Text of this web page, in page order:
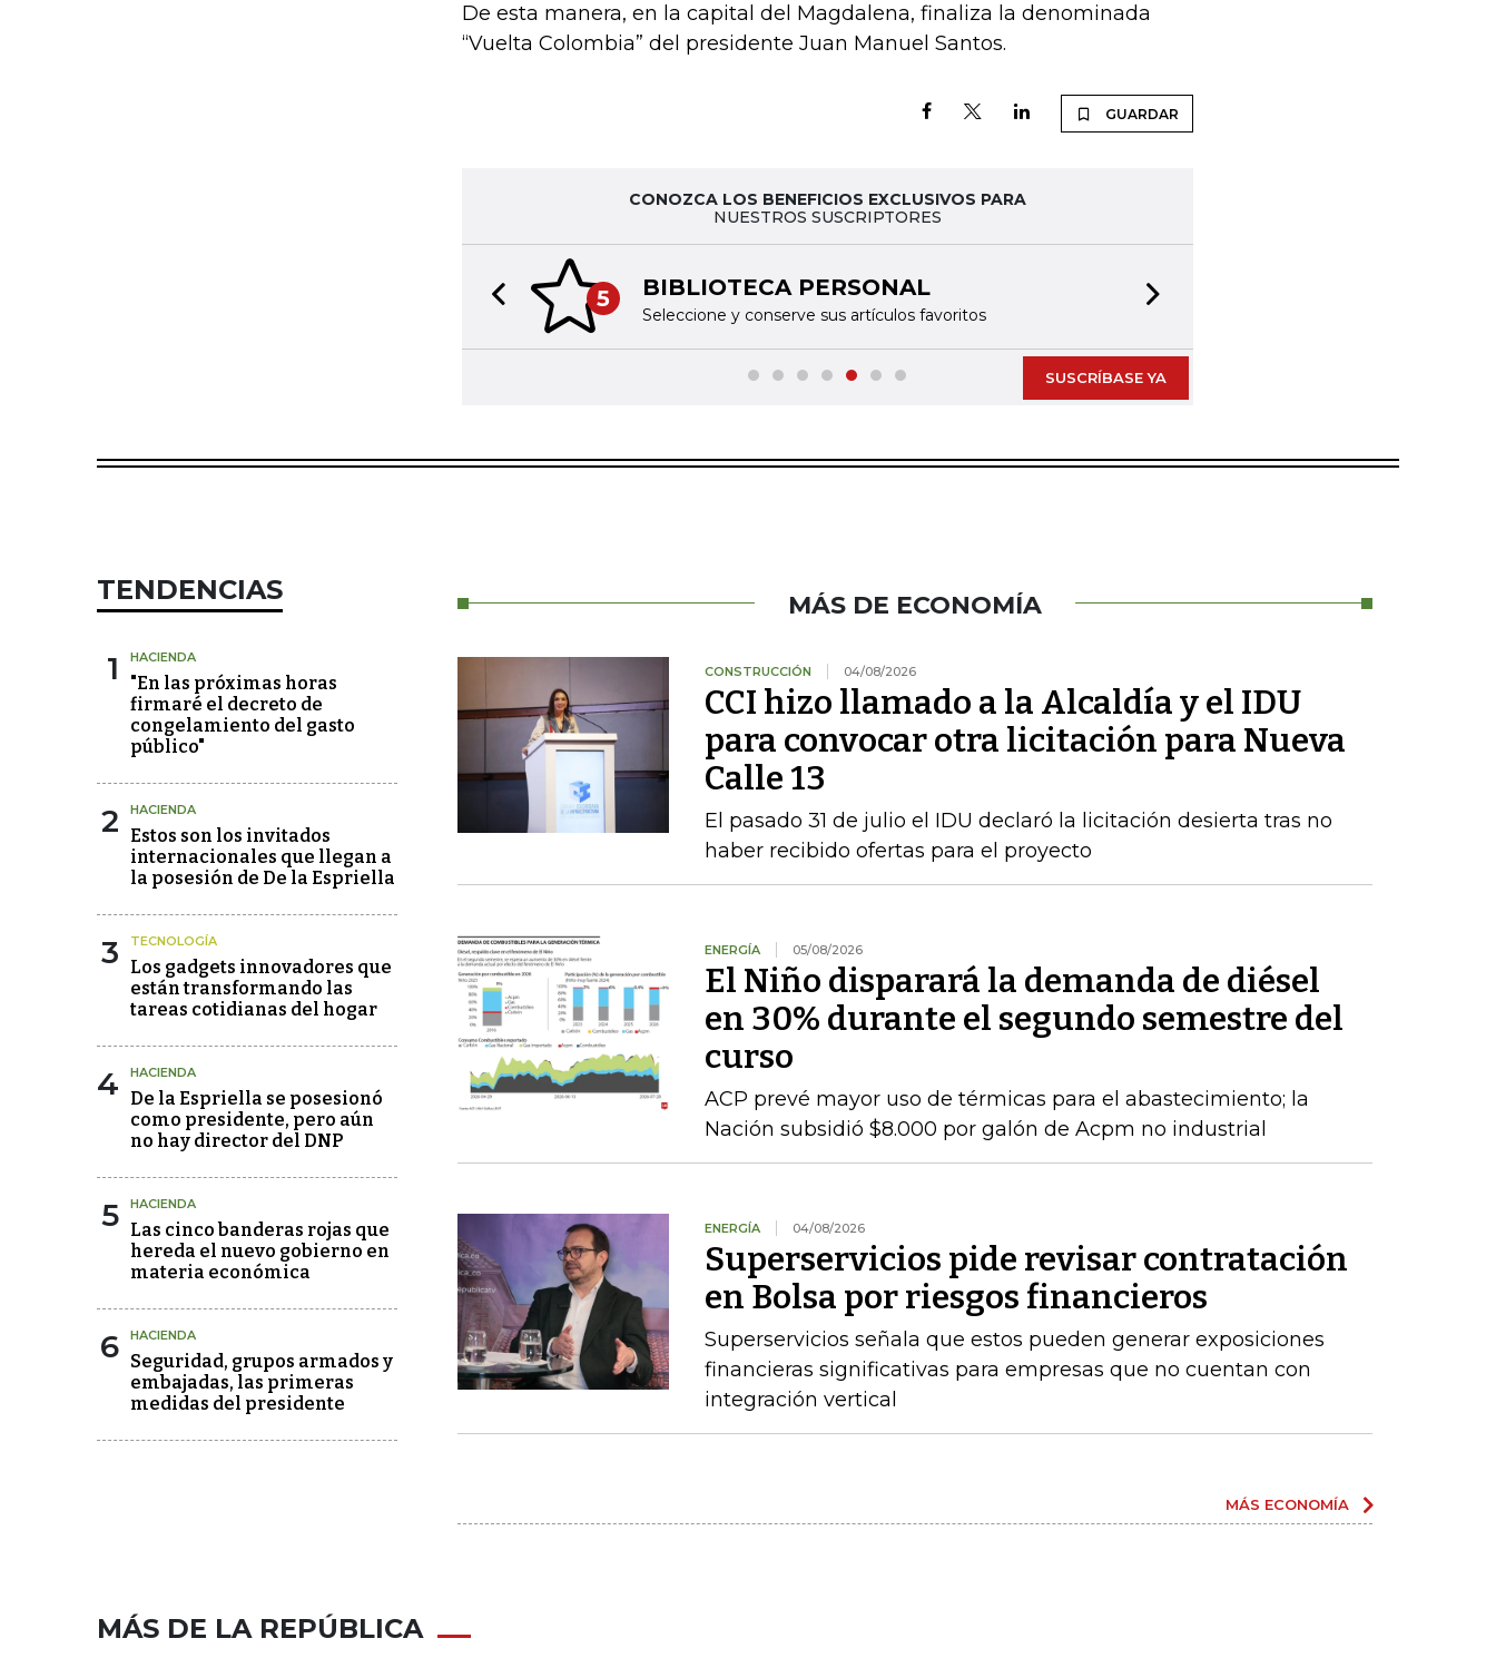
De esta manera, en la capital del Magdalena, finaliza la denominada
“Vuelta Colombia” del presidente Juan Manuel Santos.
GUARDAR
CONOZCA LOS BENEFICIOS EXCLUSIVOS PARA
NUESTROS SUSCRIPTORES
5 BIBLIOTECA PERSONAL
Seleccione y conserve sus artículos favoritos
Previous slide
SUSCRÍBASE YA
TENDENCIAS
1 HACIENDA
"En las próximas horas
firmaré el decreto de
congelamiento del gasto
público"
2 HACIENDA
Estos son los invitados
internacionales que llegan a
la posesión de De la Espriella
3 TECNOLOGÍA
Los gadgets innovadores que
están transformando las
tareas cotidianas del hogar
4 HACIENDA
De la Espriella se posesionó
como presidente, pero aún
no hay director del DNP
5 HACIENDA
Las cinco banderas rojas que
hereda el nuevo gobierno en
materia económica
6 HACIENDA
Seguridad, grupos armados y
embajadas, las primeras
medidas del presidente
MÁS DE ECONOMÍA
CONSTRUCCIÓN 04/08/2026
CCI hizo llamado a la Alcaldía y el IDU
para convocar otra licitación para Nueva
Calle 13
El pasado 31 de julio el IDU declaró la licitación desierta tras no
haber recibido ofertas para el proyecto
ENERGÍA 05/08/2026
El Niño disparará la demanda de diésel
en 30% durante el segundo semestre del
curso
ACP prevé mayor uso de térmicas para el abastecimiento; la
Nación subsidió $8.000 por galón de Acpm no industrial
ENERGÍA 04/08/2026
Superservicios pide revisar contratación
en Bolsa por riesgos financieros
Superservicios señala que estos pueden generar exposiciones
financieras significativas para empresas que no cuentan con
integración vertical
MÁS ECONOMÍA
MÁS DE LA REPÚBLICA